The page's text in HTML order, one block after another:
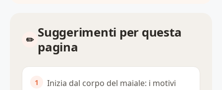
Suggerimenti per questa
pagina
Inizia dal corpo del maiale: i motivi